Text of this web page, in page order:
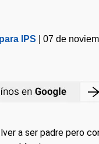
IPS
07 de